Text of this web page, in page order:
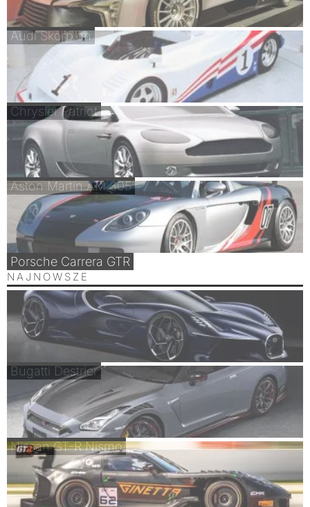
Audi Skorpion
Chrysler Patriot
Aston Martin AM 305
Porsche Carrera GTR
NAJNOWSZE
Bugatti Destrier
Nissan GT-R Nismo